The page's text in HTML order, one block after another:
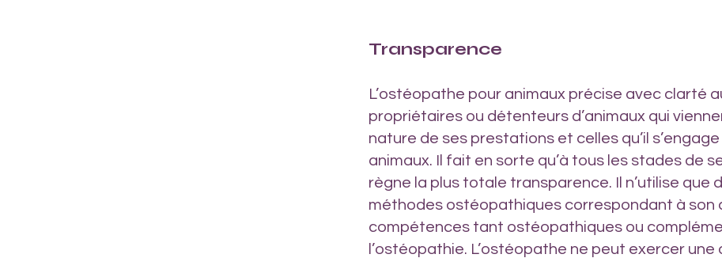
Transparence
L’ostéopathe pour animaux précise avec clarté
propriétaires ou détenteurs d’animaux qui
nature de ses prestations et celles qu’il
animaux. Il fait en sorte qu’à tous les stades de
règne la plus totale transparence. Il n’utilise que
méthodes ostéopathiques correspondant à son
compétences tant ostéopathiques ou
l’ostéopathie. L’ostéopathe ne peut exercer